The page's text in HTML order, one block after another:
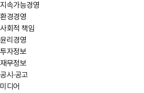
지속가능경영
환경경영
사회적 책임
윤리경영
투자정보
재무정보
공시·공고
미디어